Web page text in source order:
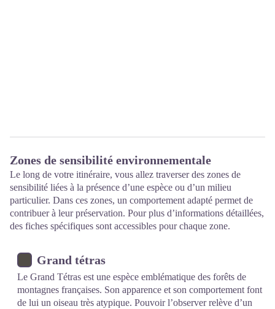
Zones de sensibilité environnementale
Le long de votre itinéraire, vous allez traverser des zones de
sensibilité liées à la présence d’une espèce ou d’un milieu
particulier. Dans ces zones, un comportement adapté permet de
contribuer à leur préservation. Pour plus d’informations détaillées,
des fiches spécifiques sont accessibles pour chaque zone.
Grand tétras
Le Grand Tétras est une espèce emblématique des forêts de
montagnes françaises. Son apparence et son comportement font
de lui un oiseau très atypique. Pouvoir l’observer relève d’un